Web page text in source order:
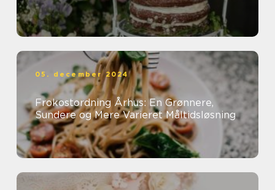
05. december 2024
Frokostordning Århus: En Grønnere,
Sundere og Mere Varieret Måltidsløsning